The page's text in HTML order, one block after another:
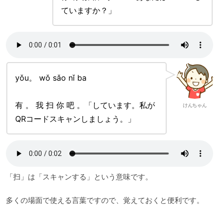
ていますか？」
けんちゃん
yǒu。 wǒ sǎo nǐ ba
有 。 我 扫 你 吧 。「しています。私が
QRコードスキャンしましょう。」
「扫」は「スキャンする」という意味です。
多くの場面で使える言葉ですので、覚えておくと便利です。